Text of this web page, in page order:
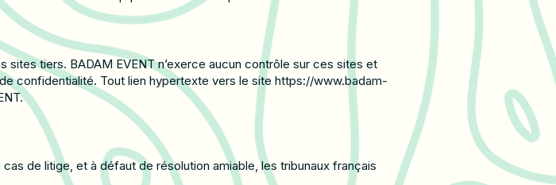
sites tiers. BADAM EVENT n’exerce aucun contrôle sur ces sites et
confidentialité. Tout lien hypertexte vers le site https://www.badam-
de litige, et à défaut de résolution amiable, les tribunaux français